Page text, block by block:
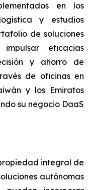
en los
y estudios
de soluciones
eficacias
y ahorro de
de oficinas en
y los Emiratos
su negocio DaaS
integral de
autónomas